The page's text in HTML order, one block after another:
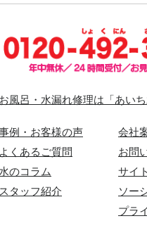
風呂・水漏れ修理は「あいち
例・お客様の声
よくあるご質問
水のコラム
スタッフ紹介
会社
お問
サイ
ソー
プラ